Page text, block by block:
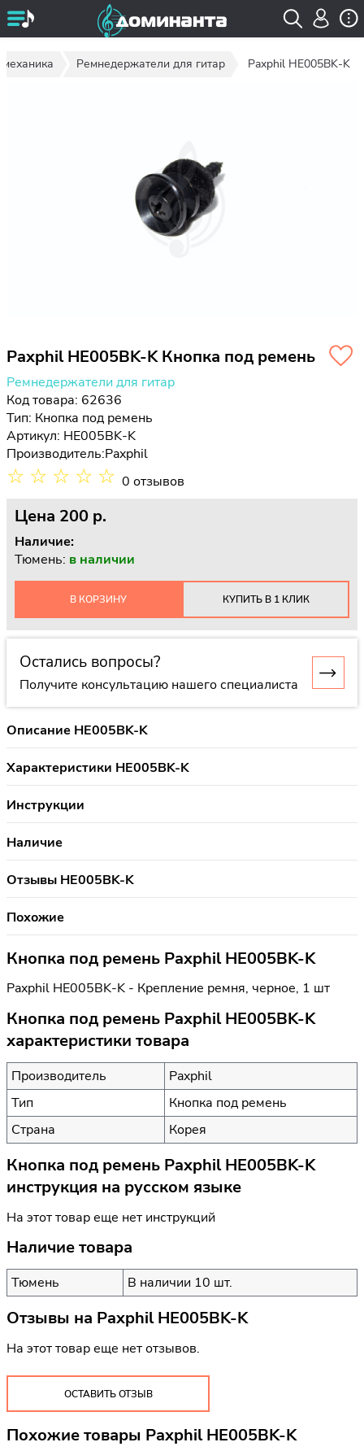
Ремнедержатели для гитар Paxphil HE005BK-K
Paxphil HE005BK-K Кнопка под ремень
Ремнедержатели для гитар
Код товара: 62636
Тип: Кнопка под ремень
Артикул: HE005BK-K
Производитель:Paxphil
☆ ☆ ☆ ☆ ☆ 0 отзывов
Цена 200 p.
Наличие:
Тюмень: в наличии
В КОРЗИНУ КУПИТЬ В 1 КЛИК
Остались вопросы?
Получите консультацию нашего специалиста
Описание HE005BK-K
Характеристики HE005BK-K
Инструкции
Наличие
Отзывы HE005BK-K
Похожие
Кнопка под ремень Paxphil HE005BK-K
Paxphil HE005BK-K - Крепление ремня, черное, 1 шт
Кнопка под ремень Paxphil HE005BK-K
характеристики товара
Производитель
Paxphil
Тип
Кнопка под ремень
Страна
Корея
Кнопка под ремень Paxphil HE005BK-K
инструкция на русском языке
На этот товар еще нет инструкций
Наличие товара
Тюмень В наличии 10 шт.
Отзывы на Paxphil HE005BK-K
На этот товар еще нет отзывов.
ОСТАВИТЬ ОТЗЫВ
Похожие товары Paxphil HE005BK-K